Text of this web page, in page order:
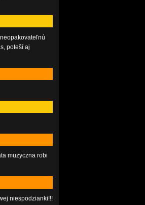
poteší aj
muzyczna robi
niespodzianki!!!